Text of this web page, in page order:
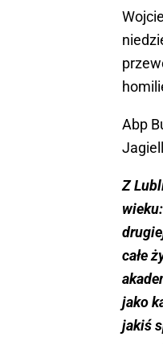
Abp
Z
całe
jako
jakiś